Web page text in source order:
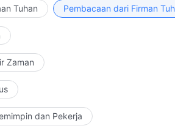
yang mereka dapatkan
lain, menceramahi dan
yang tidak pernah bertobat,
senioritas mereka dan
orang semacam ini menuju
berpaut pada yang lama.
yang lampau. Ini adalah rintangan
hal-hal ini akan
Tuhan Pembacaan dari Firman
Zaman
dan Pekerja